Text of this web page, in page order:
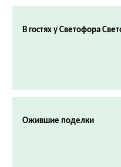
В гостях у Светофора
Ожившие поделки